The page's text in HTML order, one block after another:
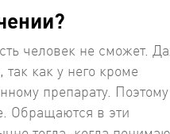
человек не сможет.
как у него кроме
препарату. Поэтому
Обращаются в эти